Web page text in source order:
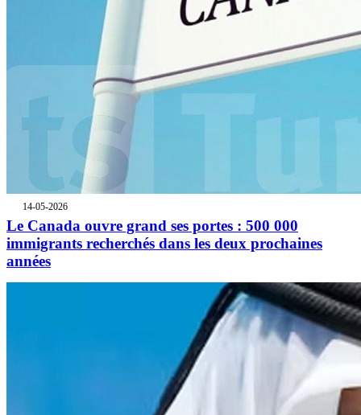
14-05-2026
Le Canada ouvre grand ses portes : 500 000
immigrants recherchés dans les deux prochaines
années